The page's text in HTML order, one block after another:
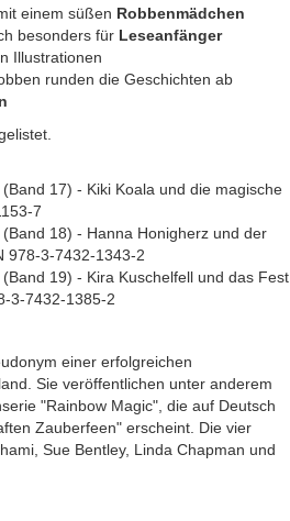
einem süßen Robbenmädchen
besonders für Leseanfänger
Illustrationen
runden die Geschichten ab
17) - Kiki Koala und die magische
7
18) - Hanna Honigherz und der
978-3-7432-1343-2
19) - Kira Kuschelfell und das Fest
3-7432-1385-2
einer erfolgreichen
Sie veröffentlichen unter anderem
"Rainbow Magic", die auf Deutsch
Zauberfeen" erscheint. Die vier
Sue Bentley, Linda Chapman und